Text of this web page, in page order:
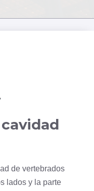
de vertebrados
lados y la parte